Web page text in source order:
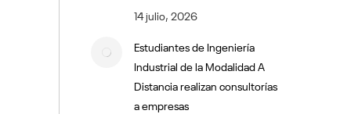
14 julio, 2026
Estudiantes de Ingeniería
Industrial de la Modalidad A
Distancia realizan consultorías
a empresas